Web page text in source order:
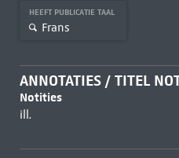
HEEFT PUBLICATIE TAAL
Frans
ANNOTATIES / TITEL
Notities
ill.